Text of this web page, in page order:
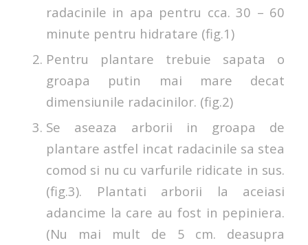
radacinile in apa pentru cca. 30 – 60
minute pentru hidratare (fig.1)
Pentru plantare trebuie sapata o
groapa putin mai mare decat
dimensiunile radacinilor. (fig.2)
Se aseaza arborii in groapa de
plantare astfel incat radacinile sa stea
comod si nu cu varfurile ridicate in sus.
(fig.3). Plantati arborii la aceiasi
adancime la care au fost in pepiniera.
(Nu mai mult de 5 cm. deasupra